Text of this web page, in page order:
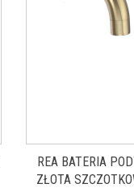
REA BATERIA
ZŁOTA